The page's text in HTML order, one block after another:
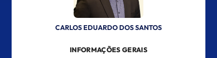
CARLOS EDUARDO DOS SANTOS
INFORMAÇÕES GERAIS